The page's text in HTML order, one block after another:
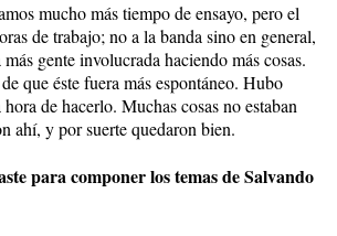
mucho más tiempo de ensayo, pero el
de trabajo; no a la banda sino en general,
gente involucrada haciendo más cosas.
que éste fuera más espontáneo. Hubo
de hacerlo. Muchas cosas no estaban
ahí, y por suerte quedaron bien.
para componer los temas de Salvando